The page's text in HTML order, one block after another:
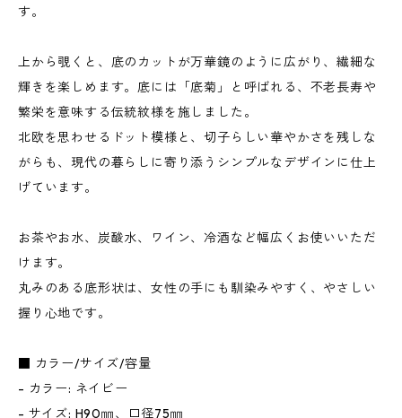
す。
上から覗くと、底のカットが万華鏡のように広がり、繊細な
輝きを楽しめます。底には「底菊」と呼ばれる、不老長寿や
繁栄を意味する伝統紋様を施しました。
北欧を思わせるドット模様と、切子らしい華やかさを残しな
がらも、現代の暮らしに寄り添うシンプルなデザインに仕上
げています。
お茶やお水、炭酸水、ワイン、冷酒など幅広くお使いいただ
けます。
丸みのある底形状は、女性の手にも馴染みやすく、やさしい
握り心地です。
■ カラー/サイズ/容量
- カラー: ネイビー
- サイズ: H90㎜、口径75㎜